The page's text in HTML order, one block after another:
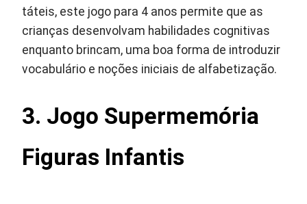
táteis, este jogo para 4 anos permite que as
crianças desenvolvam habilidades cognitivas
enquanto brincam, uma boa forma de introduzir
vocabulário e noções iniciais de alfabetização.
3. Jogo Supermemória
Figuras Infantis